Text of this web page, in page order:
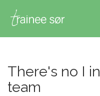
There's no I in
team